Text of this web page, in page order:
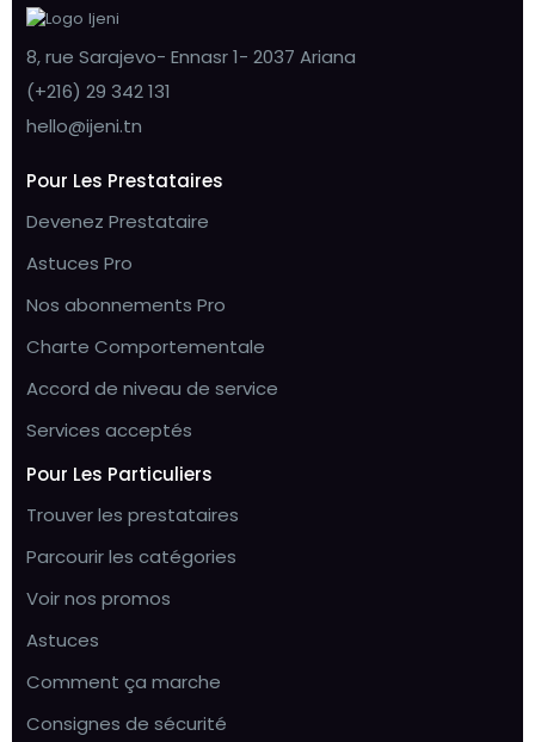
8, rue Sarajevo- Ennasr 1- 2037 Ariana
(+216) 29 342 131
hello@ijeni.tn
Pour Les Prestataires
Devenez Prestataire
Astuces Pro
Nos abonnements Pro
Charte Comportementale
Accord de niveau de service
Services acceptés
Pour Les Particuliers
Trouver les prestataires
Parcourir les catégories
Voir nos promos
Astuces
Comment ça marche
Consignes de sécurité